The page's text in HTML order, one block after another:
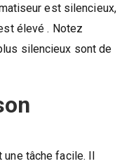
est silencieux,
élevé . Notez
silencieux sont de
une tâche facile. Il